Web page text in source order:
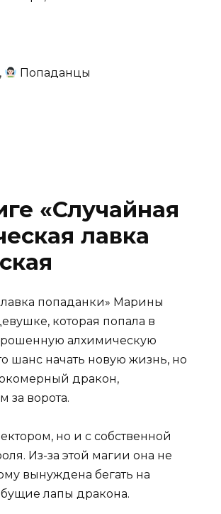
Попаданцы
«Случайная
лавка
попаданки» Марины
которая попала в
алхимическую
шанс начать новую жизнь, но
дракон,
за ворота.
но и с собственной
Из-за этой магии она не
вынуждена бегать на
лапы дракона.